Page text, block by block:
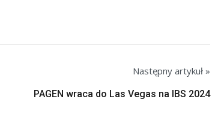
Następny artykuł »
PAGEN wraca do Las Vegas na IBS 2024